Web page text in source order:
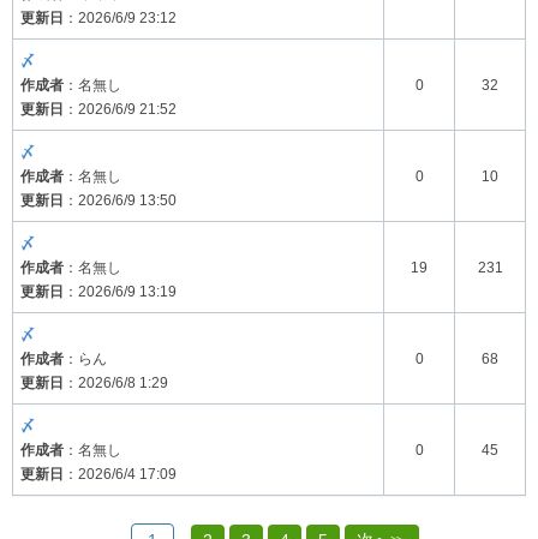
更新日
：2026/6/9 23:12
〆
作成者 ：名無し
更新日
：2026/6/9 21:52
0 32
〆
作成者 ：名無し
更新日
：2026/6/9 13:50
0 10
〆
作成者 ：名無し
更新日
：2026/6/9 13:19
19 231
〆
作成者 ：らん
更新日
：2026/6/8 1:29
0 68
〆
作成者 ：名無し
更新日
：2026/6/4 17:09
0 45